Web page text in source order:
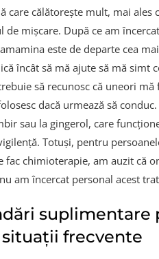
care călătorește mult, mai ales
de mișcare. După ce am
este de departe cea
încât să mă ajute să mă simt
să recunosc că uneori
dacă urmează să
sau la gingerol, care
Totuși, pentru
fac chimioterapie, am auzit că
am încercat personal acest
suplimentare
frecvente